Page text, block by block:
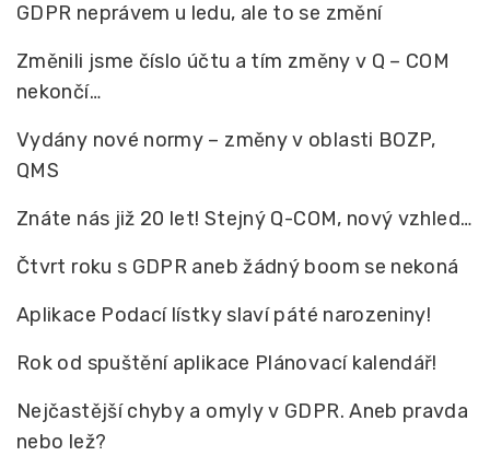
GDPR neprávem u ledu, ale to se změní
Změnili jsme číslo účtu a tím změny v Q – COM
nekončí…
Vydány nové normy – změny v oblasti BOZP,
QMS
Znáte nás již 20 let! Stejný Q-COM, nový vzhled…
Čtvrt roku s GDPR aneb žádný boom se nekoná
Aplikace Podací lístky slaví páté narozeniny!
Rok od spuštění aplikace Plánovací kalendář!
Nejčastější chyby a omyly v GDPR. Aneb pravda
nebo lež?